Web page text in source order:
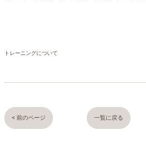
トレーニングについて
< 前のページ 一覧に戻る